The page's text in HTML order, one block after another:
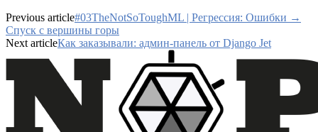
Previous article#03TheNotSoToughML | Регрессия: Ошибки →
Спуск с вершины горы
Next articleКак заказывали: админ-панель от Django Jet